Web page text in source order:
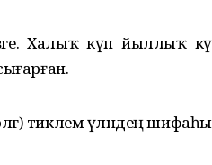
Халыҡ күп йыллыҡ
тиклем үләндең шифаһы